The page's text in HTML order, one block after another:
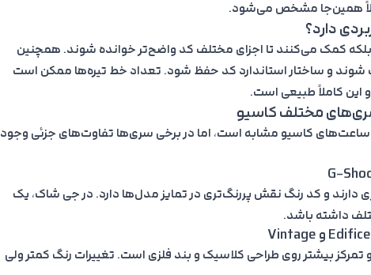
همین‌جا مشخص می‌شود.
دارد؟
بلکه کمک می‌کنند تا اجزای مختلف کد واضح‌تر خوانده شوند. همچنین
و ساختار استاندارد کد حفظ شود. تعداد خط تیره‌ها ممکن است
کاملاً طبیعی است.
مختلف کاسیو
ساعت‌های کاسیو مشابه است، اما در برخی سری‌ها تفاوت‌های جزئی وجود
دارند و کد رنگ نقش پررنگ‌تری در تمایز مدل‌ها دارد. در جی شاک، یک
داشته باشد.
بیشتر روی طراحی کلاسیک و بند فلزی است. تغییرات رنگ کمتر ولی